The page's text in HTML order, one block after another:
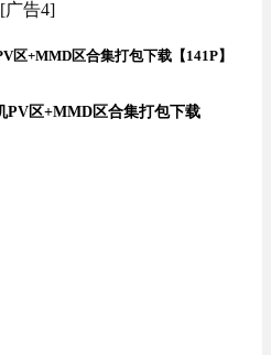
广告4]
区+MMD区合集打包下载【141P】
PV区+MMD区合集打包下载